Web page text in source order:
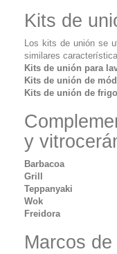
Kits de
Los kits de unión se
similares
Kits de unión para
Kits de unión de
Kits de unión de
y
Barbacoa
Grill
Teppanyaki
Wok
Freidora
Marcos